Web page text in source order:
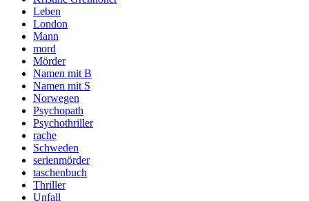
Leben
London
Mann
mord
Mörder
Namen mit B
Namen mit S
Norwegen
Psychopath
Psychothriller
rache
Schweden
serienmörder
taschenbuch
Thriller
Unfall